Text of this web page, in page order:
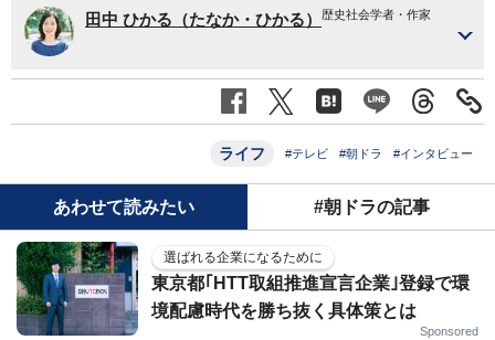
田中 ひかる（たなか・ひかる） 歴史社会学者・作家
ライフ #テレビ #朝ドラ #インタビュー
あわせて読みたい #朝ドラの記事
選ばれる企業になるために
東京都｢HTT取組推進宣言企業｣登録で環
境配慮時代を勝ち抜く具体策とは
Sponsored